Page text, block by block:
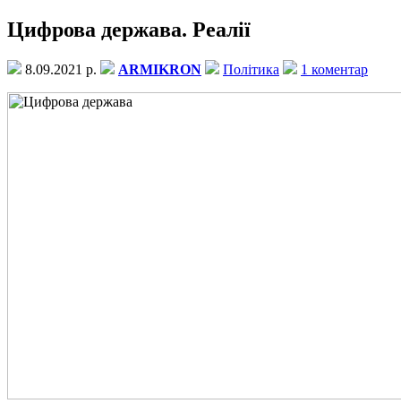
Цифрова держава. Реалії
8.09.2021 р. ARMIKRON Політика 1 коментар